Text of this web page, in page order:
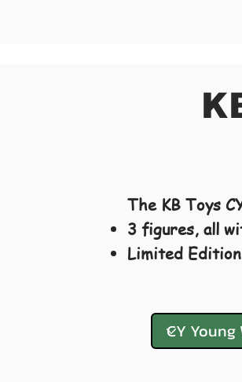
The KB Toys
3 figures, all
Limited